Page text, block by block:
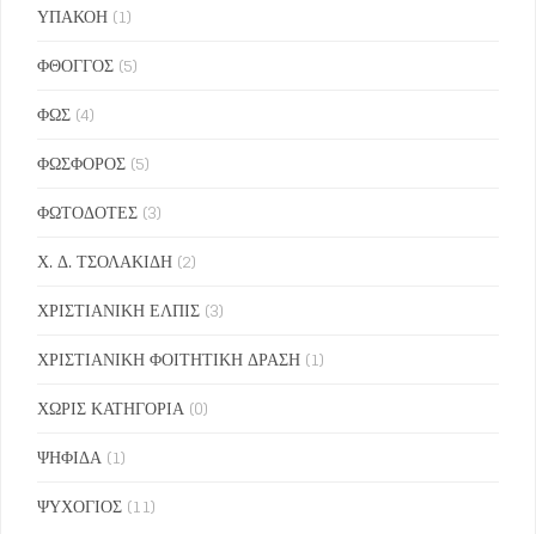
ΥΠΑΚΟΗ (1)
ΦΘΟΓΓΟΣ (5)
ΦΩΣ (4)
ΦΩΣΦΟΡΟΣ (5)
ΦΩΤΟΔΟΤΕΣ (3)
Χ. Δ. ΤΣΟΛΑΚΙΔΗ (2)
ΧΡΙΣΤΙΑΝΙΚΗ ΕΛΠΙΣ (3)
ΧΡΙΣΤΙΑΝΙΚΗ ΦΟΙΤΗΤΙΚΗ ΔΡΑΣΗ (1)
ΧΩΡΙΣ ΚΑΤΗΓΟΡΙΑ (0)
ΨΗΦΙΔΑ (1)
ΨΥΧΟΓΙΟΣ (11)